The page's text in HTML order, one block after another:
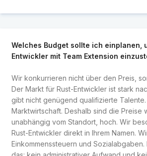
Welches Budget sollte ich einplanen,
Entwickler mit Team Extension
Wir konkurrieren nicht über den Preis,
Der Markt für Rust-Entwickler ist stark
gibt nicht genügend qualifizierte
Marktwirtschaft. Deshalb sind die Preise
unabhängig vom Standort, hoch. Wir
Rust-Entwickler direkt in Ihrem Namen.
Einkommenssteuern und